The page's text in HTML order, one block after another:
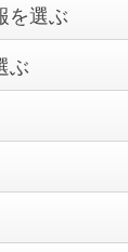
を選ぶ
ぶ